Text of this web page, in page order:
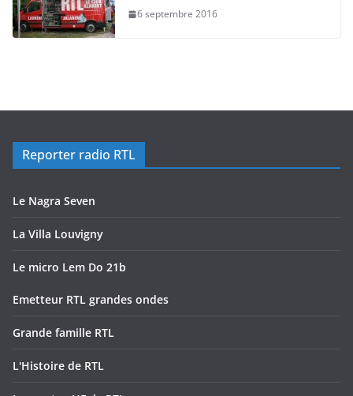
6 septembre 2016
Reporter radio RTL
Le Nagra Seven
La Villa Louvigny
Le micro Lem Do 21b
Emetteur RTL grandes ondes
Grande famille RTL
L'Histoire de RTL